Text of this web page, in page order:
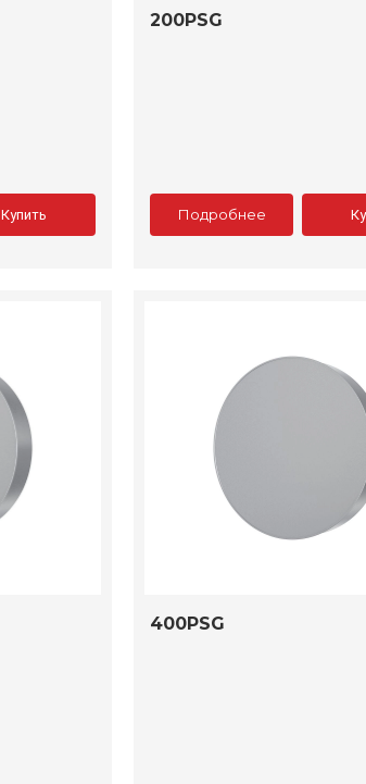
Купить
200PSG
Подробнее
400PSG